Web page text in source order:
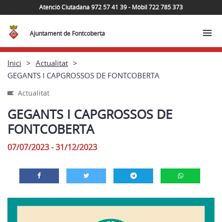
Atenció Ciutadana 972 57 41 39 - Mòbil 722 785 373
Ajuntament de Fontcoberta
Inici
Actualitat
GEGANTS I CAPGROSSOS DE FONTCOBERTA
Actualitat
GEGANTS I CAPGROSSOS DE
FONTCOBERTA
07/07/2023 - 31/12/2023